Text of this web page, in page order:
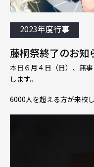
2023年度行事
藤桐祭終了のお知
本日６月４日（日）、無
します。
6000人を超える方が来校